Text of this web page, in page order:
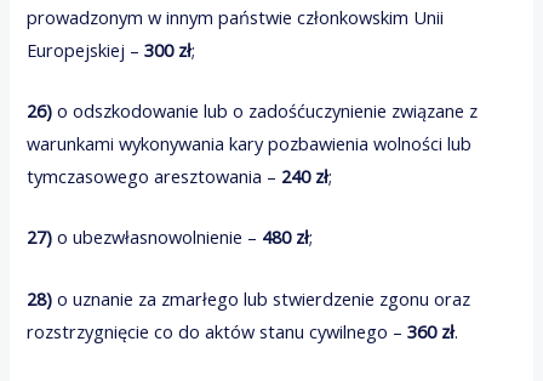
prowadzonym w innym państwie członkowskim Unii
Europejskiej –300 zł;
26) o odszkodowanie lub o zadośćuczynienie związane z
warunkami wykonywania kary pozbawienia wolności lub
tymczasowego aresztowania – 240 zł;
27) o ubezwłasnowolnienie – 480 zł;
28) o uznanie za zmarłego lub stwierdzenie zgonu oraz
rozstrzygnięcie co do aktów stanu cywilnego –360 zł.